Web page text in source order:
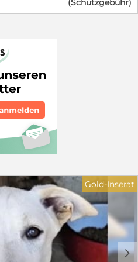
wurde. Ein wenig Zeit
nicht für immer
am liebsten
groß und selbstständig
Köfferchen. Wir suchen
uns das Hunde-
nie wieder hergeben.
sucht ein eigenes
vorgestellt). in dem sie
endlich die
Auszug sind wir
mehrfach entwurmt.
kannst, melde dich
Wir freuen uns auf
bezaubernden
für immer? Ein
Gerne ländlich oder am
grünen Viertel. Einen
sie auch nicht verachten.
(Schutzgebühr)
d
Gold-Inserat